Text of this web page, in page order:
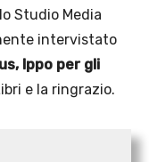
Studio Media
intervistato
Ippo per gli
e la ringrazio.